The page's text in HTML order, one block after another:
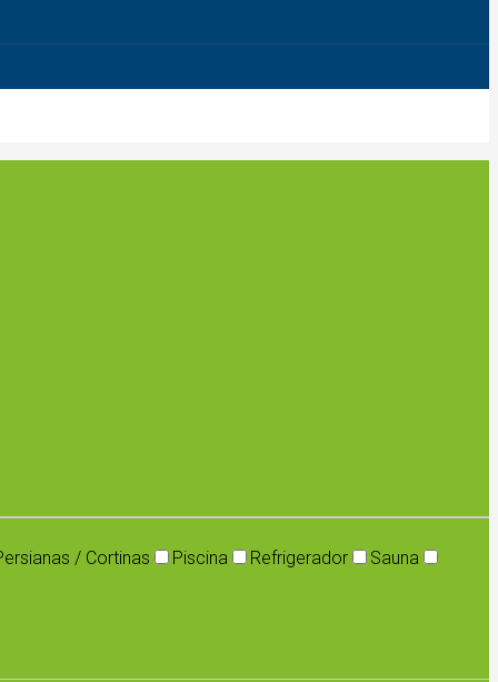
/ Cortinas Piscina Refrigerador
Sauna